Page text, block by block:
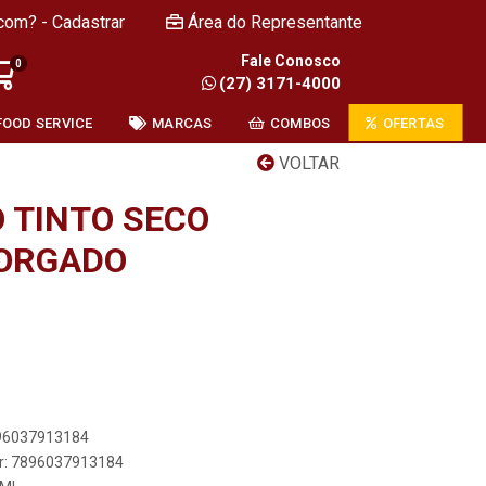
- Cadastrar Área do Representante
0 Fale Conosco
(27) 3171-4000
SERVICE MARCAS COMBOS OFERTAS
VOLTAR
TINTO SECO
7896037913184